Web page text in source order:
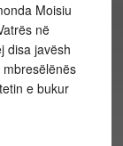
Moisiu
në
disa javësh
e bukur